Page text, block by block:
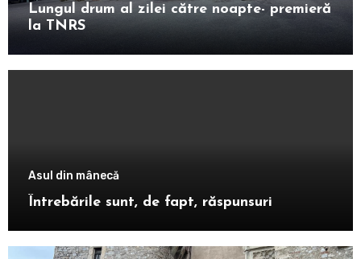
Lungul drum al zilei către noapte- premieră
la TNRS
Asul din mânecă
Întrebările sunt, de fapt, răspunsuri